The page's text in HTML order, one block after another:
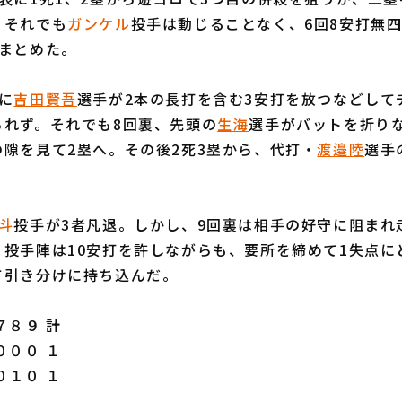
れでもガンケル投手は動じることなく、6回8安打無
とめた。
吉田賢吾選手が2本の長打を含む3安打を放つなどし
ず。それでも8回裏、先頭の生海選手がバットを折り
を見て2塁へ。その後2死3塁から、代打・渡邉陸選手
投手が3者凡退。しかし、9回裏は相手の好守に阻まれ
手陣は10安打を許しながらも、要所を締めて1失点
き分けに持ち込んだ。
９ 計
００ １
１０ １